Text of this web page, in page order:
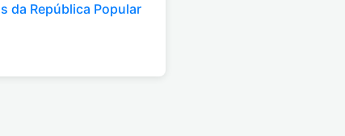
da República Popular